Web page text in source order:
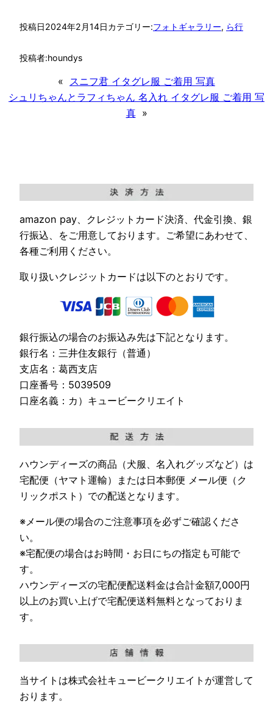
投稿日2024年2月14日カテゴリー:フォトギャラリー, ら行
投稿者:houndys
«
スニフ君 イタグレ服 ご着用 写真
シュリちゃんとラフィちゃん 名入れ イタグレ服 ご着用 写
真 »
amazon pay、クレジットカード決済、代金引換、銀
行振込、をご用意しております。ご希望にあわせて、
各種ご利用ください。
取り扱いクレジットカードは以下のとおりです。
銀行振込の場合のお振込み先は下記となります。
銀行名：三井住友銀行（普通）
支店名：葛西支店
口座番号：5039509
口座名義：カ）キュービークリエイト
ハウンディーズの商品（犬服、名入れグッズなど）は
宅配便（ヤマト運輸）または日本郵便 メール便（ク
リックポスト）での配送となります。
※メール便の場合のご注意事項を必ずご確認くださ
い。
※宅配便の場合はお時間・お日にちの指定も可能で
す。
ハウンディーズの宅配便配送料金は合計金額7,000円
以上のお買い上げで宅配便送料無料となっておりま
す。
当サイトは株式会社キュービークリエイトが運営して
おります。